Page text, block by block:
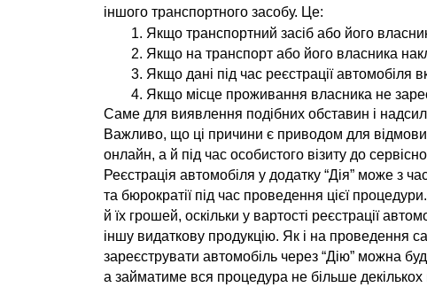
іншого транспортного засобу. Це:
Якщо транспортний засіб або його
Якщо на транспорт або його власника
Якщо дані під час реєстрації автомобіля
Якщо місце проживання власника не
Саме для виявлення подібних обставин і
Важливо, що ці причини є приводом для
онлайн, а й під час особистого візиту до
Реєстрація автомобіля у додатку “Дія” може з
та бюрократії під час проведення цієї
й їх грошей, оскільки у вартості реєстрації
іншу видаткову продукцію. Як і на проведення
зареєструвати автомобіль через “Дію” можна
а займатиме вся процедура не більше декількох